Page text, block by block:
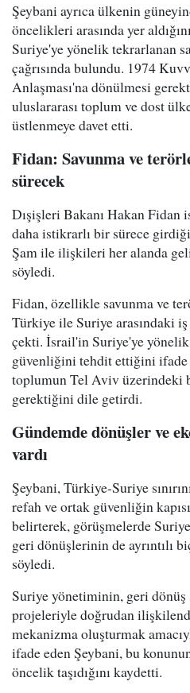
Şeybani ayrıca ülkenin
öncelikleri arasında yer
Suriye'ye yönelik tekrarlanan
çağrısında bulundu. 1974
Anlaşması'na dönülmesi
uluslararası toplum ve dost
üstlenmeye davet etti.
Fidan: Savunma ve
sürecek
Dışişleri Bakanı Hakan Fidan
daha istikrarlı bir sürece
Şam ile ilişkileri her alanda
söyledi.
Fidan, özellikle savunma ve
Türkiye ile Suriye arasındaki
çekti. İsrail'in Suriye'ye yönelik
güvenliğini tehdit ettiğini ifade
toplumun Tel Aviv üzerindeki
gerektiğini dile getirdi.
Gündemde dönüşler ve
vardı
Şeybani, Türkiye-Suriye
refah ve ortak güvenliğin
belirterek, görüşmelerde
geri dönüşlerinin de ayrıntılı
söyledi.
Suriye yönetiminin, geri
projeleriyle doğrudan
mekanizma oluşturmak
ifade eden Şeybani, bu
öncelik taşıdığını kaydetti.